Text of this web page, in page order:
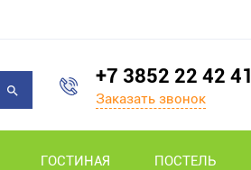
+7 3852 22 42 41
Заказать звонок
ГОСТИНАЯ ПОСТЕЛЬ